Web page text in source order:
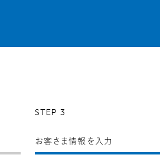
STEP 3
お客さま情報 を入力